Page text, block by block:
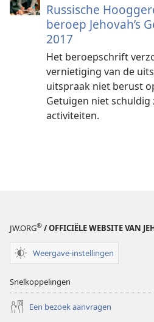
Russische
beroep Jehovah’s
2017
Het beroepschrift
vernietiging van de
uitspraak niet berust
Getuigen niet
activiteiten.
JW.ORG® / OFFICIËLE WEBSITE VAN
Weergave-instellingen
Snelkoppelingen
Een bezoek aanvragen